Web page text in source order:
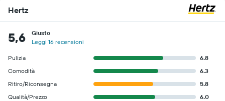
Hertz
5,6
Giusto
Leggi 16 recensioni
Pulizia
6.8
Comodità
6.3
Ritiro/Riconsegna
5.8
Qualità/Prezzo
6.0